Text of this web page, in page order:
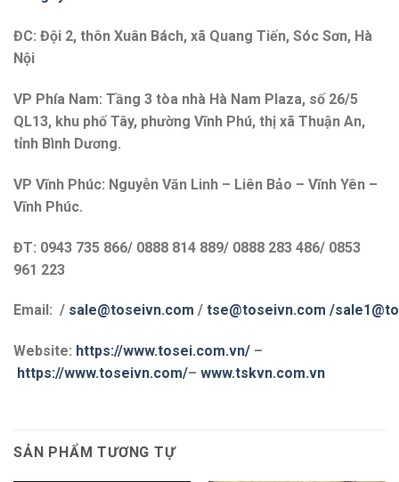
ĐC: Đội 2, thôn Xuân Bách, xã Quang Tiến, Sóc Sơn, Hà
Nội
VP Phía Nam: Tầng 3 tòa nhà Hà Nam Plaza, số 26/5
QL13, khu phố Tây, phường Vĩnh Phú, thị xã Thuận An,
tỉnh Bình Dương.
VP Vĩnh Phúc: Nguyễn Văn Linh – Liên Bảo – Vĩnh Yên –
Vĩnh Phúc.
ĐT: 0943 735 866/ 0888 814 889/ 0888 283 486/ 0853
961 223
Email: / sale@toseivn.com / tse@toseivn.com /
Website: https://www.tosei.com.vn/ –
https://www.toseivn.com/– www.tskvn.com.vn
SẢN PHẨM TƯƠNG TỰ